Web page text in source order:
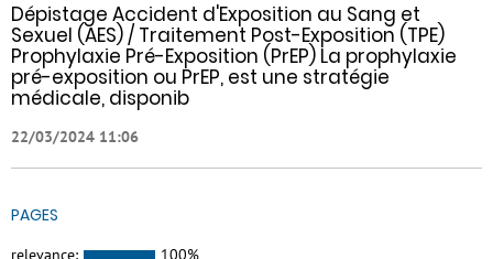
Dépistage Accident d'Exposition au Sang et
Sexuel (AES) / Traitement Post-Exposition (TPE)
Prophylaxie Pré-Exposition (PrEP) La prophylaxie
pré-exposition ou PrEP, est une stratégie
médicale, disponib
22/03/2024 11:06
PAGES
relevance: 100%